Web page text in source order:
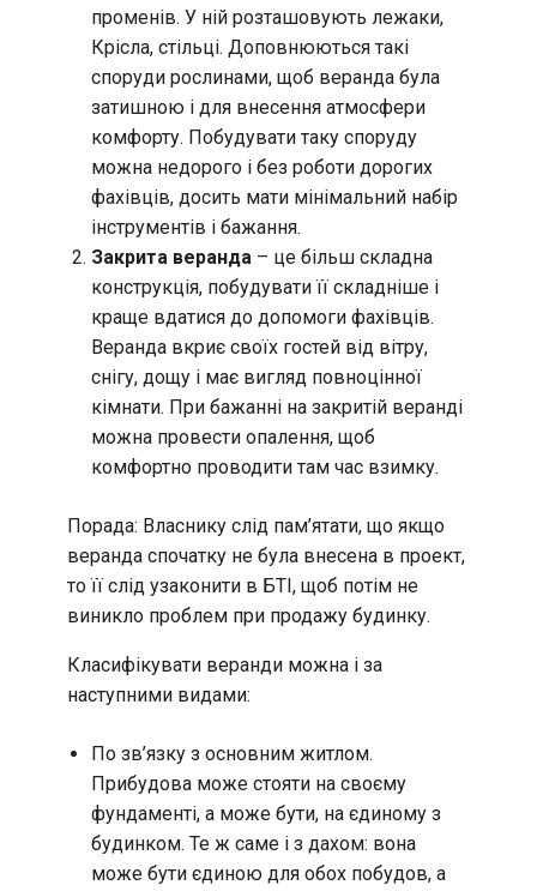
променів. У ній розташовують лежаки,
Крісла, стільці. Доповнюються такі
споруди рослинами, щоб веранда була
затишною і для внесення атмосфери
комфорту. Побудувати таку споруду
можна недорого і без роботи дорогих
фахівців, досить мати мінімальний набір
інструментів і бажання.
Закрита веранда – це більш складна
конструкція, побудувати її складніше і
краще вдатися до допомоги фахівців.
Веранда вкриє своїх гостей від вітру,
снігу, дощу і має вигляд повноцінної
кімнати. При бажанні на закритій веранді
можна провести опалення, щоб
комфортно проводити там час взимку.
Порада: Власнику слід пам’ятати, що якщо
веранда спочатку не була внесена в проект,
то її слід узаконити в БТІ, щоб потім не
виникло проблем при продажу будинку.
Класифікувати веранди можна і за
наступними видами:
По зв’язку з основним житлом.
Прибудова може стояти на своєму
фундаменті, а може бути, на єдиному з
будинком. Те ж саме і з дахом: вона
може бути єдиною для обох побудов, а